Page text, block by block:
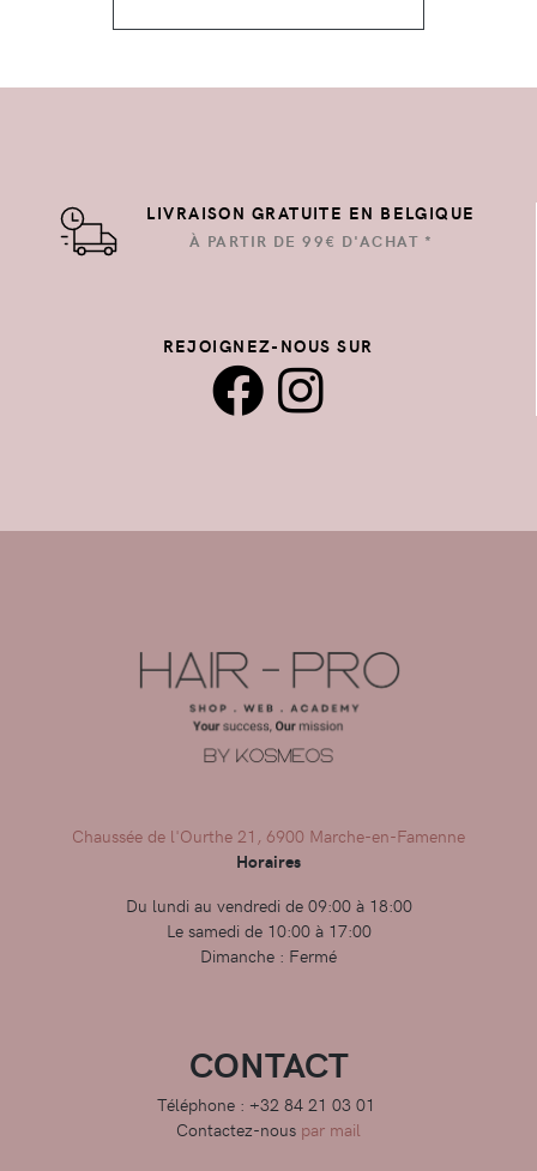
LIVRAISON GRATUITE EN BELGIQUE
À PARTIR DE 99€ D'ACHAT *
REJOIGNEZ-NOUS SUR
Chaussée de l'Ourthe 21, 6900 Marche-en-Famenne
Horaires
Du lundi au vendredi de 09:00 à 18:00
Le samedi de 10:00 à 17:00
Dimanche : Fermé
CONTACT
Téléphone : +32 84 21 03 01
Contactez-nous par mail